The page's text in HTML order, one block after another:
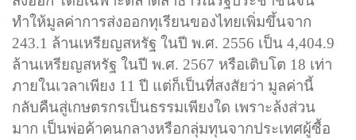
ทำให้มูลค่าการส่งออกทุเรียนของไทยเพิ่มขึ้นจาก
243.1 ล้านเหรียญสหรัฐ ในปี พ.ศ. 2556 เป็น 4,404.9
ล้านเหรียญสหรัฐ ในปี พ.ศ. 2567 หรือเติบโต 18 เท่า
ภายในเวลาเพียง 11 ปี แต่ก็เป็นที่สงสัยว่า มูลค่านี้
กลับคืนสู่เกษตรกรเป็นธรรมเพียงใด เพราะล้งส่วน
มาก เป็นพ่อค้าคนกลางหรือกลุ่มทุนจากประเทศผู้ซื้อ